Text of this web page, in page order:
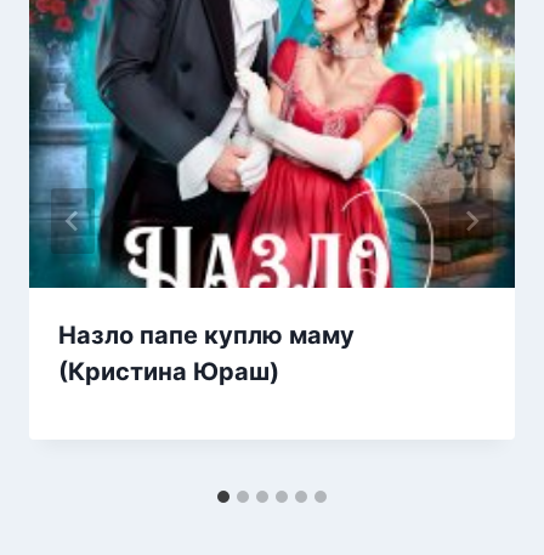
Назло папе куплю маму
(Кристина Юраш)